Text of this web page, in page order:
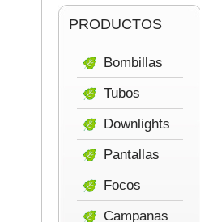
PRODUCTOS
Bombillas
Tubos
Downlights
Pantallas
Focos
Campanas